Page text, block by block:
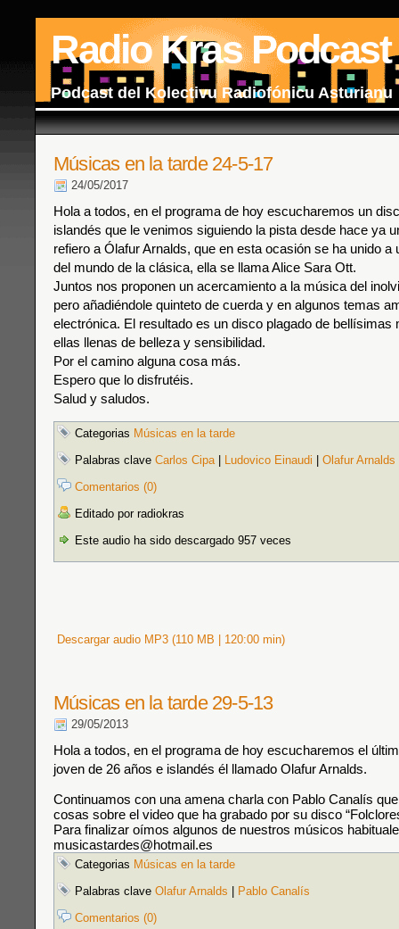
Radio Kras Podcast
Podcast del Kolectivu Radiofónicu Asturianu
Músicas en la tarde 24-5-17
24/05/2017
Hola a todos, en el programa de hoy escucharemos un
islandés que le venimos siguiendo la pista desde hace ya
refiero a Ólafur Arnalds, que en esta ocasión se ha unido a
del mundo de la clásica, ella se llama Alice Sara Ott.
Juntos nos proponen un acercamiento a la música del
pero añadiéndole quinteto de cuerda y en algunos temas
electrónica. El resultado es un disco plagado de bellísimas
ellas llenas de belleza y sensibilidad.
Por el camino alguna cosa más.
Espero que lo disfrutéis.
Salud y saludos.
Categorias Músicas en la tarde
Palabras clave Carlos Cipa| Ludovico Einaudi
Olafur Arnalds
Comentarios (0)
Editado por radiokras
Este audio ha sido descargado 957 veces
Descargar audio MP3 (110 MB | 120:00 min)
Músicas en la tarde 29-5-13
29/05/2013
Hola a todos, en el programa de hoy escucharemos el
joven de 26 años e islandés él llamado Olafur Arnalds.
Continuamos con una amena charla con Pablo Canalís
cosas sobre el video que ha grabado por su disco
Para finalizar oímos algunos de nuestros músicos
musicastardes@hotmail.es
Categorias Músicas en la tarde
Palabras clave Olafur Arnalds
Pablo Canalís
Comentarios (0)